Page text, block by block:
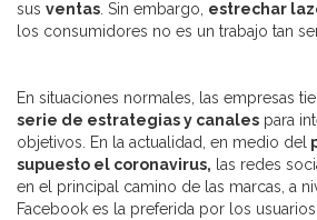
sus ventas. Sin embargo, estrechar
los consumidores no es un trabajo tan
En situaciones normales, las empresas
serie de estrategias y canales para
objetivos. En la actualidad, en medio del
supuesto el coronavirus, las redes
en el principal camino de las marcas, a
Facebook es la preferida por los